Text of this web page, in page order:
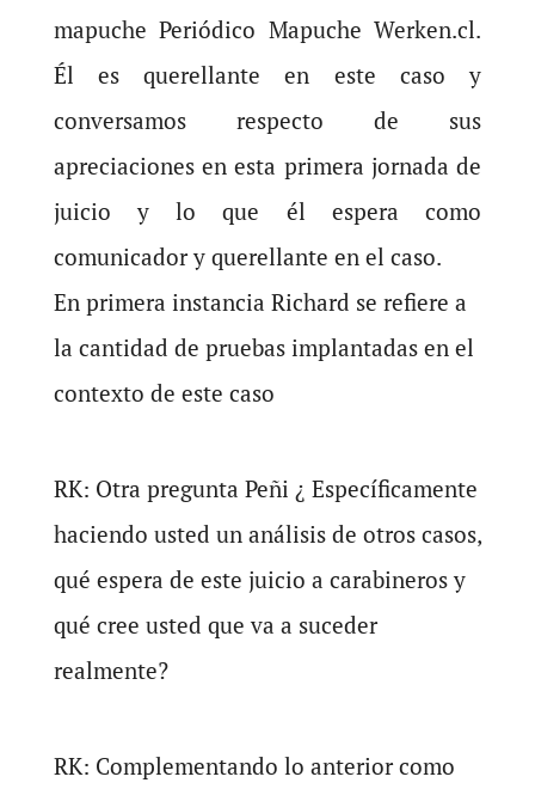
mapuche Periódico Mapuche Werken.cl.
Él es querellante en este caso y
conversamos respecto de sus
apreciaciones en esta primera jornada de
juicio y lo que él espera como
comunicador y querellante en el caso.
En primera instancia Richard se refiere a
la cantidad de pruebas implantadas en el
contexto de este caso
RK: Otra pregunta Peñi ¿ Específicamente
haciendo usted un análisis de otros casos,
qué espera de este juicio a carabineros y
qué cree usted que va a suceder
realmente?
RK: Complementando lo anterior como